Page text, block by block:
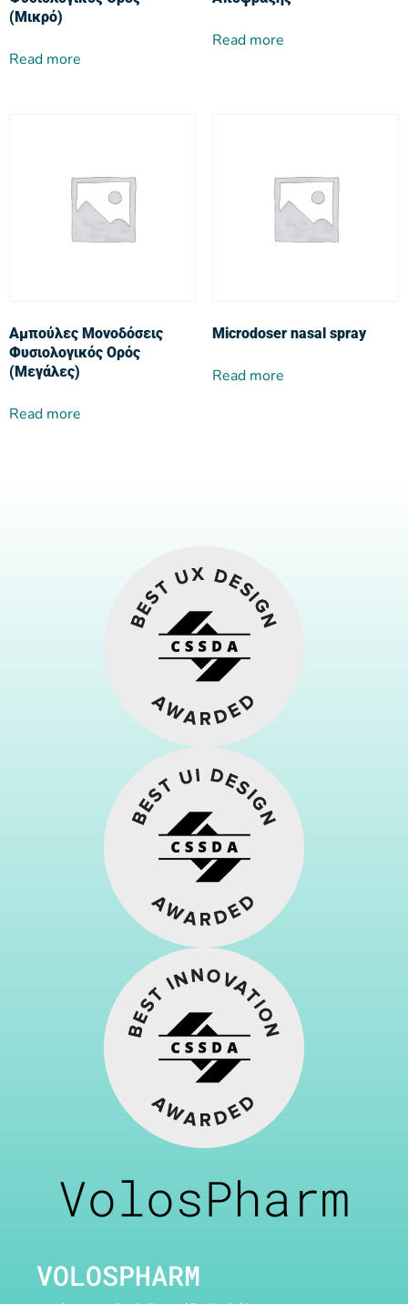
(Μικρό)
Read more
Read more
Αμπούλες Μονοδόσεις
Φυσιολογικός Ορός
(Μεγάλες)
Read more
Microdoser nasal spray
Read more
VolosPharm
VOLOSPHARM